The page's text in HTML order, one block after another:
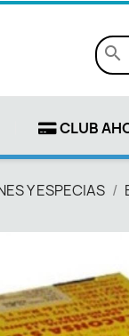
search
CLUB
Y ESPECIAS